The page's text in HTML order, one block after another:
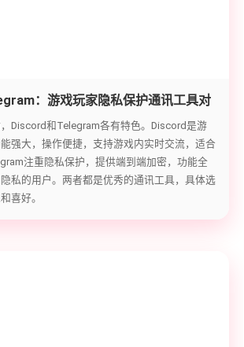
：游戏玩家隐私保护通讯工具对
Discord和Telegram各有特色。Discord是游
强大，操作便捷，支持游戏内实时交流，适合
注重隐私保护，提供端到端加密，功能全
私的用户。两者都是优秀的通讯工具，具体选
喜好。